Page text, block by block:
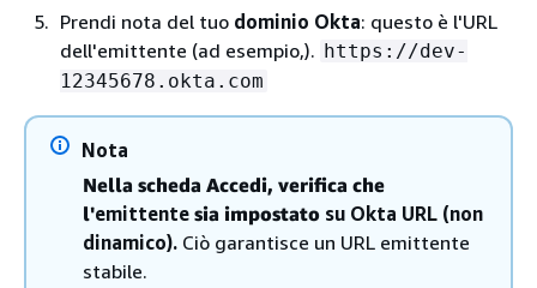
Prendi nota del tuo dominio Okta: questo è l'URL
dell'emittente (ad esempio,). https://dev-
12345678.okta.com
Nota
Nella scheda Accedi, verifica che
l'emittente sia impostato su Okta URL (non
dinamico). Ciò garantisce un URL emittente
stabile.